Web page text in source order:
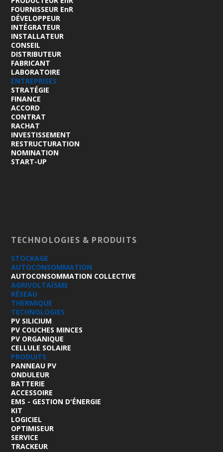
FOURNISSEUR EnR
DÉVELOPPEUR
INTÉGRATEUR
INSTALLATEUR
CONSEIL
DISTRIBUTEUR
FABRICANT
LABORATOIRE
ENTREPRISES
STRATÉGIE
FINANCE
ACCORD
CONTRAT
RACHAT
INVESTISSEMENT
RESTRUCTURATION
NOMINATION
START-UP
TECHNOLOGIES & PRODUITS
STOCKAGE
AUTOCONSOMMATION
AUTOCONSOMMATION COLLECTIVE
AGRIVOLTAÏSME
RÉSEAU
THERMIQUE
TECHNOLOGIES
PV SILICIUM
PV COUCHES MINCES
PV ORGANIQUE
CELLULE SOLAIRE
PRODUITS
PANNEAU PV
ONDULEUR
BATTERIE
ACCESSOIRE
EMS - GESTION D'ÉNERGIE
KIT
LOGICIEL
OPTIMISEUR
SERVICE
TRACKEUR